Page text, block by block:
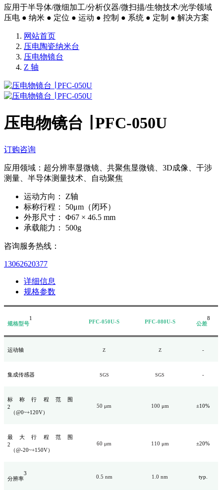
应用于半导体/微细加工/分析仪器/微扫描/生物技术/光学领域
压电 ● 纳米 ● 定位 ● 运动 ● 控制 ● 系统 ● 定制 ● 解决方案
网站首页
压电陶瓷纳米台
压电物镜台
Z 轴
压电物镜台 ∣ PFC-050U
订购咨询
应用领域：超分辨率显微镜、共聚焦显微镜、3D成像、干涉
测量、半导体测量技术、自动聚焦
运动方向：
Z轴
标称行程：
50μm（闭环）
外形尺寸：
Φ67 × 46.5 mm
承载能力：
500g
咨询服务热线：
13062620377
详细信息
规格参数
规格型号
1
PFC-050U-S PFC-080U-S 公差
8
运动轴 Z Z -
集成传感器 SGS SGS -
标称行程范围
2
（@0~+120V）
50 μm 100 μm ±10%
最大行程范围
2
（@-20~+150V）
60 μm 110 μm ±20%
分辨率
3
0.5 nm 1.0 nm typ.